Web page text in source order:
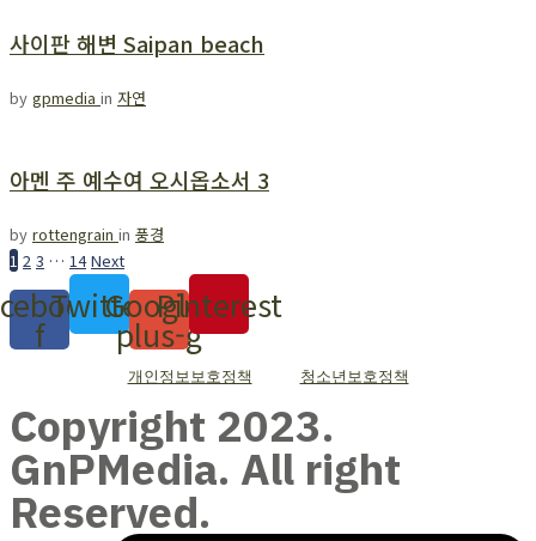
사이판 해변 Saipan beach
by gpmedia in 자연
아멘 주 예수여 오시옵소서 3
by rottengrain in 풍경
1 2 3 … 14 Next
f
TwitterGoogle-
plus-g
Pinterest
개인정보보호정책 청소년보호정책
Copyright 2023.
GnPMedia. All right
Reserved.